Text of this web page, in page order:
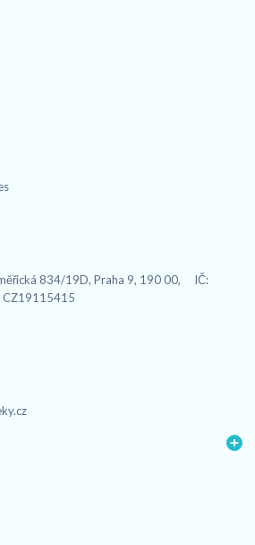
834/19D, Praha 9, 190 00, IČ:
CZ19115415